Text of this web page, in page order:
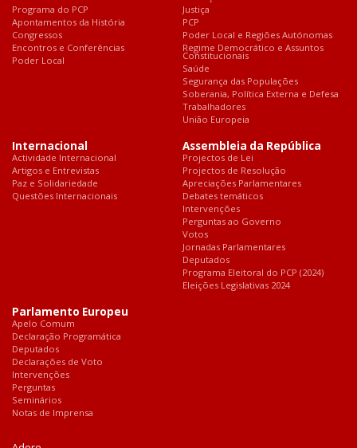
Programa do PCP
Apontamentos da História
Congressos
Encontros e Conferências
Poder Local
Justiça
PCP
Poder Local e Regiões Autónomas
Regime Democrático e Assuntos
Constitucionais
Saúde
Segurança das Populações
Soberania, Política Externa e Defesa
Trabalhadores
União Europeia
Internacional
Actividade Internacional
Artigos e Entrevistas
Paz e Solidariedade
Questões Internacionais
Assembleia da República
Projectos de Lei
Projectos de Resolução
Apreciações Parlamentares
Debates temáticos
Intervenções
Perguntas ao Governo
Votos
Jornadas Parlamentares
Deputados
Programa Eleitoral do PCP (2024)
Eleições Legislativas 2024
Parlamento Europeu
Apelo Comum
Declaração Programática
Deputados
Declarações de Voto
Intervenções
Perguntas
Seminários
Notas de Imprensa